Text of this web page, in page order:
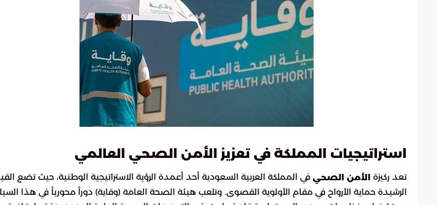
استراتيجيات المملكة في تعزيز الأمن الصحي العالمي
تعد ركيزة الأمن الصحي في المملكة العربية السعودية أحد أعمدة الرؤية الاستراتيجية الوطنية، حيث تضع
الرشيدة حماية الأرواح في مقام الأولوية القصوى. وتلعب هيئة الصحة العامة (وقاية) دوراً محورياً في هذا